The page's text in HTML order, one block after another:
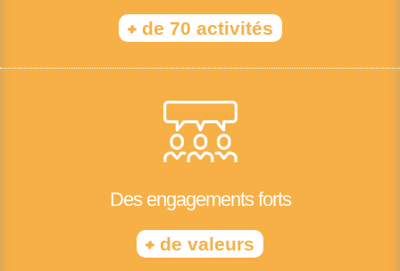
+de 70 activités
Des engagements forts
+ de valeurs